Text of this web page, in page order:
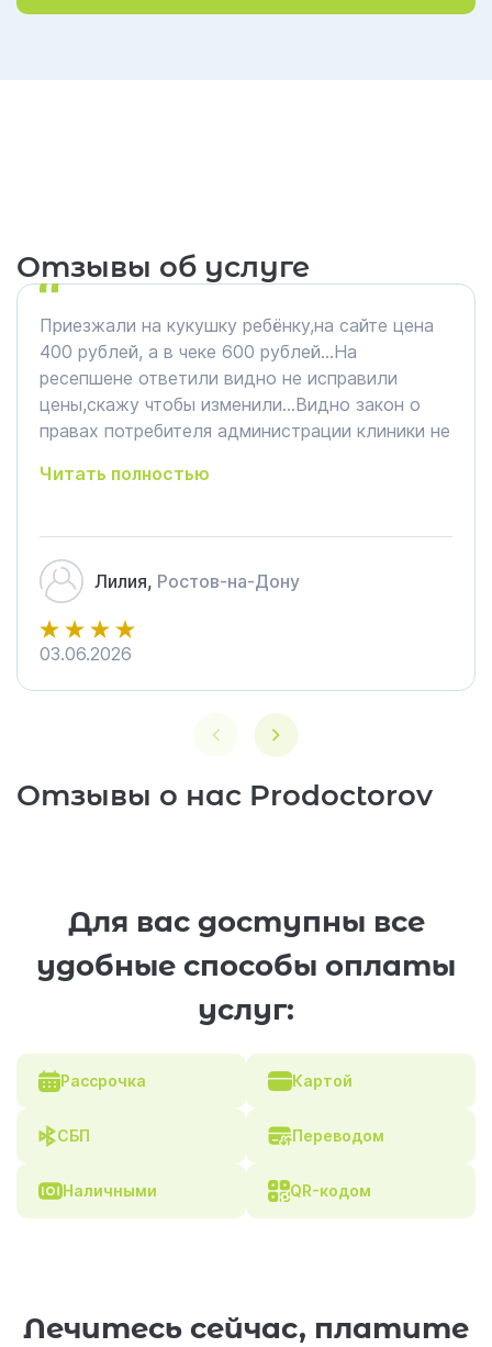
Отзывы об услуге
Приезжали на кукушку ребёнку,на сайте цена
400 рублей, а в чеке 600 рублей…На
ресепшене ответили видно не исправили
цены,скажу чтобы изменили…Видно закон о
правах потребителя администрации клиники не
спросила, и отношением к ребёнку очень
Читать полностью
Лилия, Ростов-на-Дону
03.06.2026
Отзывы о нас Prodoctorov
Для вас доступны все
удобные способы оплаты
услуг:
Рассрочка Картой
СБП Переводом
Наличными QR-кодом
Лечитесь сейчас, платите